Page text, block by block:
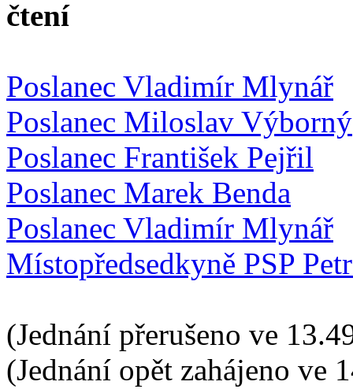
čtení
Poslanec Vladimír Mlynář
Poslanec Miloslav Výborný
Poslanec František Pejřil
Poslanec Marek Benda
Poslanec Vladimír Mlynář
Místopředsedkyně PSP
(Jednání přerušeno ve
(Jednání opět zahájeno ve